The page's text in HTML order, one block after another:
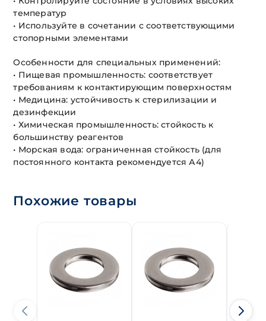
температур
• Используйте в сочетании с соответствующими
стопорными элементами
Особенности для специальных применений:
• Пищевая промышленность: соответствует
требованиям к контактирующим поверхностям
• Медицина: устойчивость к стерилизации и
дезинфекции
• Химическая промышленность: стойкость к
большинству реагентов
• Морская вода: ограниченная стойкость (для
постоянного контакта рекомендуется А4)
Похожие товары